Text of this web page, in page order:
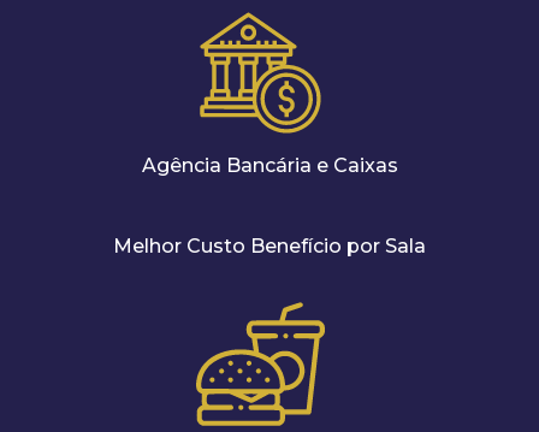
Agência Bancária e Caixas
Melhor Custo Benefício por Sala